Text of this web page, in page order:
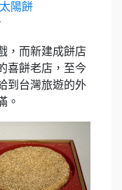
陽餅
，而新建成餅店
喜餅老店，至今
到台灣旅遊的外
。